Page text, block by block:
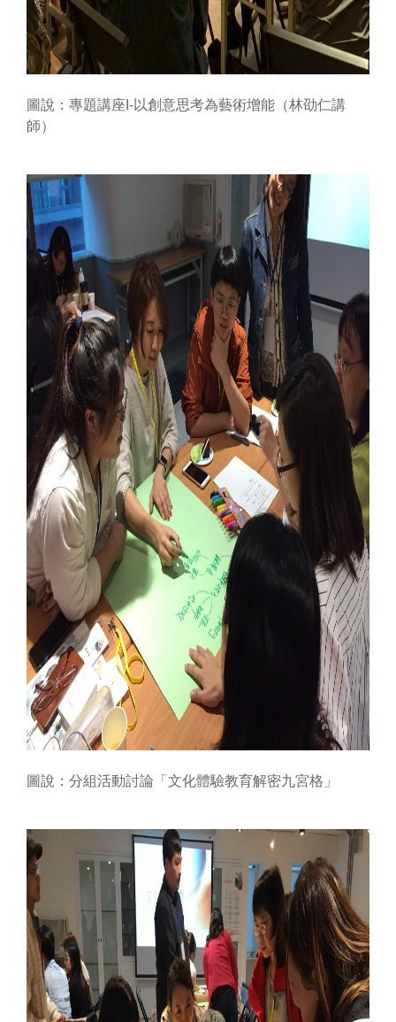
圖說： 專題講座 I-以創意思考為藝術增能（林劭仁講
師）
圖說： 分組活動討論「文化體驗教育解密九宮格」